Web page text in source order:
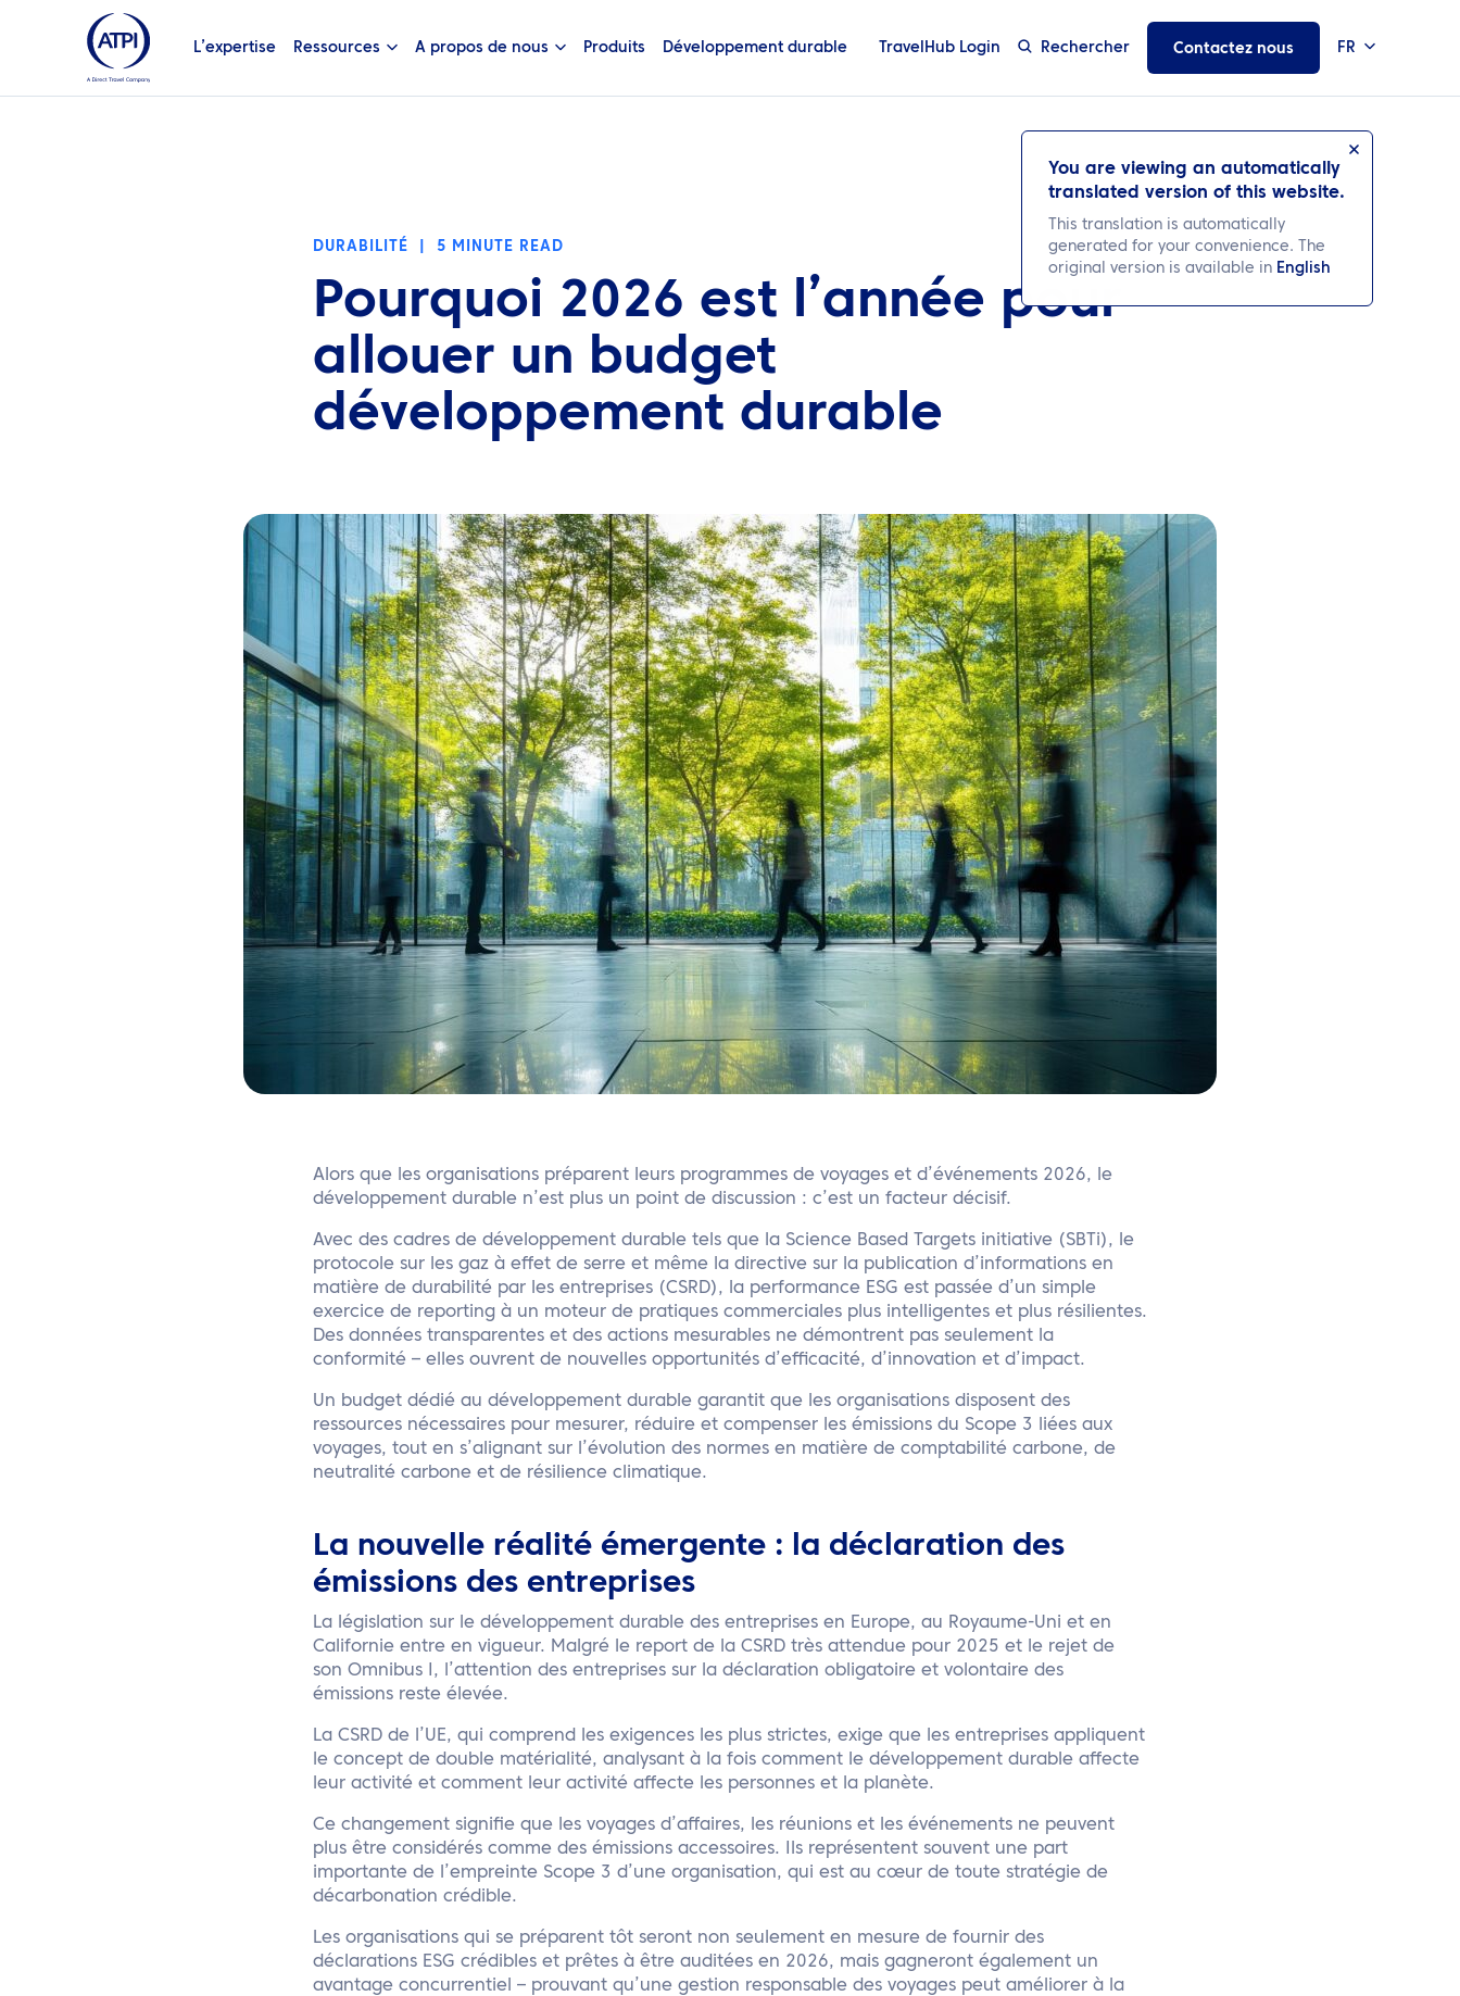
L’expertise Ressources A propos de nous Produits Développement durable TravelHub Login Rechercher Contactez nous FR
You are viewing an automatically
translated version of this website.
This translation is automatically
generated for your convenience. The
original version is available in English
DURABILITÉ 5 MINUTE READ
Pourquoi 2026 est l’année pour
allouer un budget
développement durable
Alors que les organisations préparent leurs programmes de voyages et d’événements 2026, le
développement durable n’est plus un point de discussion : c’est un facteur décisif.
Avec des cadres de développement durable tels que la Science Based Targets initiative (SBTi), le
protocole sur les gaz à effet de serre et même la directive sur la publication d’informations en
matière de durabilité par les entreprises (CSRD), la performance ESG est passée d’un simple
exercice de reporting à un moteur de pratiques commerciales plus intelligentes et plus résilientes.
Des données transparentes et des actions mesurables ne démontrent pas seulement la
conformité – elles ouvrent de nouvelles opportunités d’efficacité, d’innovation et d’impact.
Un budget dédié au développement durable garantit que les organisations disposent des
ressources nécessaires pour mesurer, réduire et compenser les émissions du Scope 3 liées aux
voyages, tout en s’alignant sur l’évolution des normes en matière de comptabilité carbone, de
neutralité carbone et de résilience climatique.
La nouvelle réalité émergente : la déclaration des
émissions des entreprises
La législation sur le développement durable des entreprises en Europe, au Royaume-Uni et en
Californie entre en vigueur. Malgré le report de la CSRD très attendue pour 2025 et le rejet de
son Omnibus I, l’attention des entreprises sur la déclaration obligatoire et volontaire des
émissions reste élevée.
La CSRD de l’UE, qui comprend les exigences les plus strictes, exige que les entreprises appliquent
le concept de double matérialité, analysant à la fois comment le développement durable affecte
leur activité et comment leur activité affecte les personnes et la planète.
Ce changement signifie que les voyages d’affaires, les réunions et les événements ne peuvent
plus être considérés comme des émissions accessoires. Ils représentent souvent une part
importante de l’empreinte Scope 3 d’une organisation, qui est au cœur de toute stratégie de
décarbonation crédible.
Les organisations qui se préparent tôt seront non seulement en mesure de fournir des
déclarations ESG crédibles et prêtes à être auditées en 2026, mais gagneront également un
avantage concurrentiel – prouvant qu’une gestion responsable des voyages peut améliorer à la